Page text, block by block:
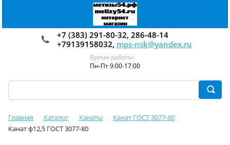
+7 (383) 291-80-32, 286-48-14
+79139158032, mps-nsk@yandex.ru
Время работы:
Пн-Пт 9:00-17:00
Главная Каталог Канаты
Канат ГОСТ 3077-80
Канат ф12,5 ГОСТ 3077-80